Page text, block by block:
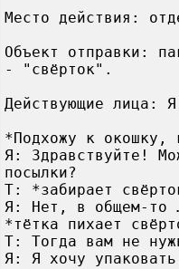
Место действия:
Объект отправки:
- "свёрток".
Действующие лица:
*Подхожу к окошку,
Я: Здравствуйте!
посылки?
Т: *забирает
Я: Нет, в общем-то
*тётка пихает
Т: Тогда вам не
Я: Я хочу